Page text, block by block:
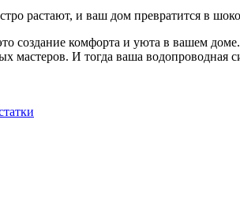
растают, и ваш дом превратится в
создание комфорта и уюта в вашем
И тогда ваша водопроводная